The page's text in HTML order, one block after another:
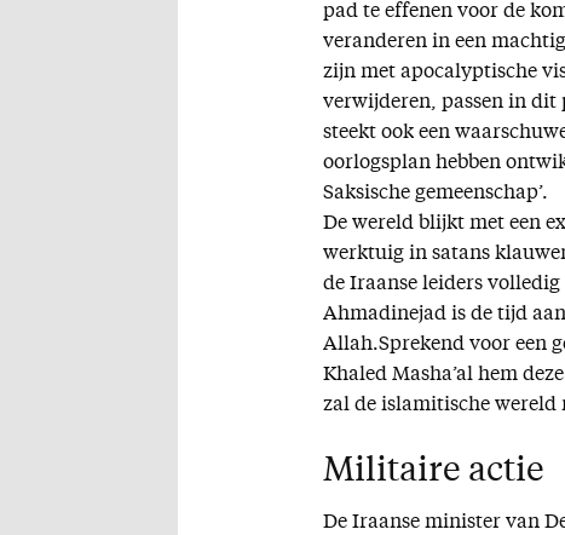
pad te effenen voor de
veranderen in een
zijn met apocalyptische
verwijderen, passen in
steekt ook een
oorlogsplan hebben
Saksische gemeenschap’.
De wereld blijkt met een
werktuig in satans
de Iraanse leiders
Ahmadinejad is de tijd
Allah.Sprekend voor een
Khaled Masha’al hem
zal de islamitische wereld
Militaire actie
De Iraanse minister van